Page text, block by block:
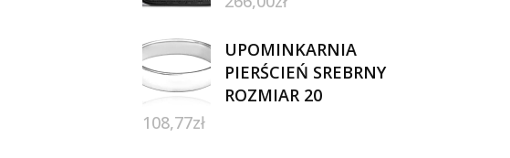
UPOMINKARNIA
PIERŚCIEŃ SREBRNY
ROZMIAR 20
108,77zł